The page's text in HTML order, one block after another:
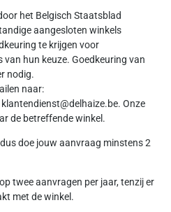
het Belgisch Staatsblad
aangesloten winkels
te krijgen voor
hun keuze. Goedkeuring van
nodig.
naar:
Onze
de betreffende winkel.
doe jouw aanvraag minstens 2
twee aanvragen per jaar, tenzij er
met de winkel.